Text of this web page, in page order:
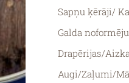
Sapņu ķērāji/
Galda
Drapērijas/
Augi/Zaļumi/